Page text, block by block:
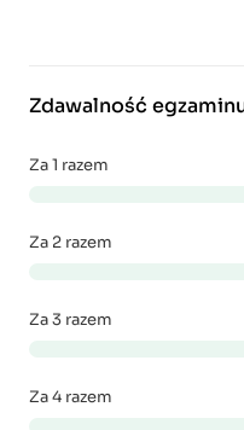
Zdawalność
Za 1 razem
Za 2 razem
Za 3 razem
Za 4 razem